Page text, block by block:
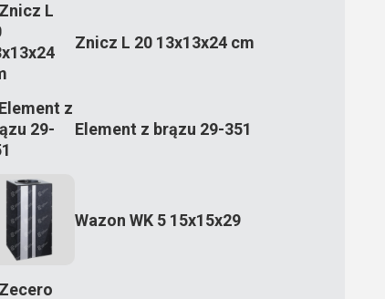
Znicz L 20 13x13x24 cm
Element z brązu 29-351
Wazon WK 5 15x15x29